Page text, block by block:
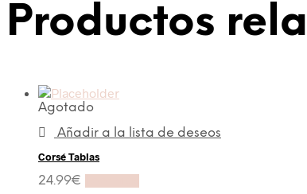
Productos
Agotado
Añadir a la lista de deseos
Corsé Tablas
24.99€